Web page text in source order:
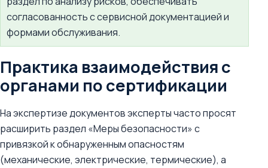
согласованность с сервисной документацией и
формами обслуживания.
Практика взаимодействия с
органами по сертификации
На экспертизе документов эксперты часто просят
расширить раздел «Меры безопасности» с
привязкой к обнаруженным опасностям
(механические, электрические, термические), а